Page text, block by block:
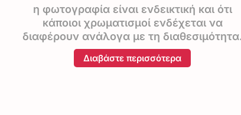
Διαβάστε περισσότερα